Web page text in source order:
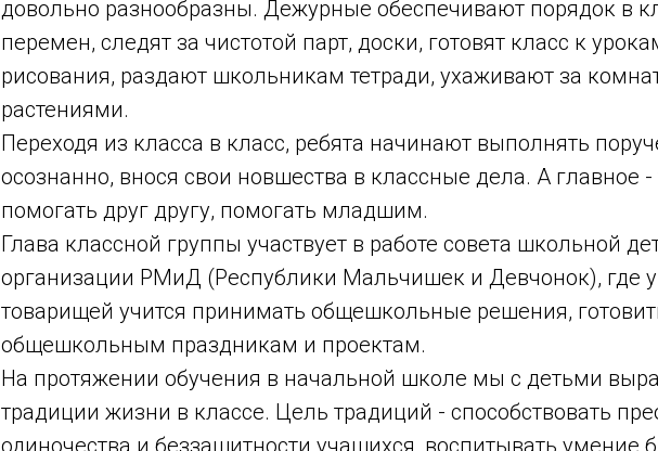
довольно разнообразны. Дежурные обеспечивают порядок в
перемен, следят за чистотой парт, доски, готовят класс к
рисования, раздают школьникам тетради, ухаживают за
растениями.
Переходя из класса в класс, ребята начинают выполнять
осознанно, внося свои новшества в классные дела. А главное -
помогать друг другу, помогать младшим.
Глава классной группы участвует в работе совета школьной
организации РМиД (Республики Мальчишек и Девчонок), где
товарищей учится принимать общешкольные решения,
общешкольным праздникам и проектам.
На протяжении обучения в начальной школе мы с детьми
традиции жизни в классе. Цель традиций - способствовать
одиночества и беззащитности учащихся, воспитывать умение